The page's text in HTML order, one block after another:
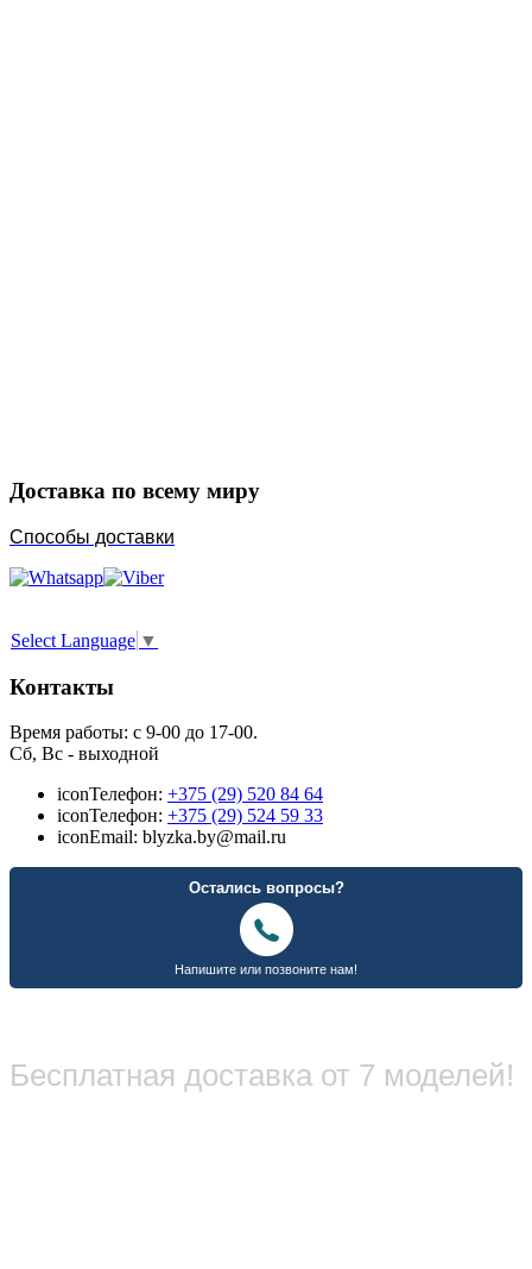
Доставка по всему миру
Способы доставки
Select Language ▼
Контакты
Время работы: с 9-00 до 17-00.
Сб, Вс - выходной
iconТелефон: +375 (29) 520 84 64
iconТелефон: +375 (29) 524 59 33
iconEmail: blyzka.by@mail.ru
Бесплатная доставка от 7 моделей!